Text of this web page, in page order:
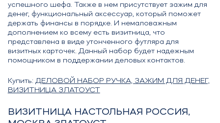
успешного шефа. Также в нем присутствует зажим для
денег, функциональный аксессуар, который поможет
держать финансы в порядке. И немаловажным
дополнением ко всему есть визитница, что
представлена в виде утонченного футляра для
визитных карточек. Данный набор будет надежным
помощником в поддержании деловых контактов.
Купить: ДЕЛОВОЙ НАБОР РУЧКА, ЗАЖИМ ДЛЯ ДЕНЕГ,
ВИЗИТНИЦА ЗЛАТОУСТ
ВИЗИТНИЦА НАСТОЛЬНАЯ РОССИЯ,